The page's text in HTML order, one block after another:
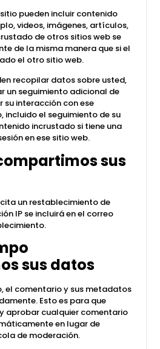
pueden incluir contenido
videos, imágenes, artículos,
de otros sitios web se
de la misma manera que si el
el otro sitio web.
recopilar datos sobre usted,
un seguimiento adicional de
interacción con ese
incluido el seguimiento de su
incrustado si tiene una
en ese sitio web.
sus
un restablecimiento de
IP se incluirá en el correo
sus datos
el comentario y sus metadatos
Esto es para que
aprobar cualquier comentario
en lugar de
de moderación.